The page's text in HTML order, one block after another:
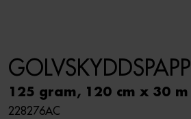
GOLVSKYDDSPAPP
125 gram, 120 cm x 30 m
228276AC